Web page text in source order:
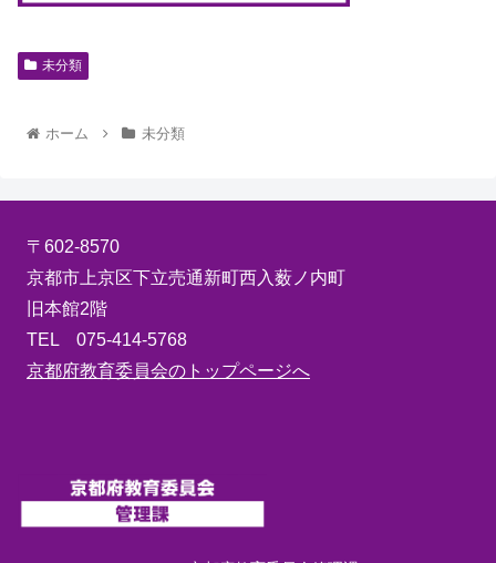
未分類
ホーム 未分類
〒602-8570
京都市上京区下立売通新町西入薮ノ内町
旧本館2階
TEL 075-414-5768
京都府教育委員会のトップページへ